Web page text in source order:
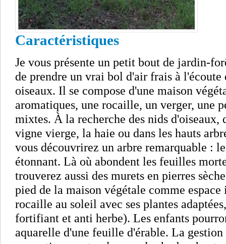
Caractéristiques
Je vous présente un petit bout de jardin-
de prendre un vrai bol d'air frais à l'écoute
oiseaux. Il se compose d'une maison
aromatiques, une rocaille, un verger, une
mixtes. À la recherche des nids d'oiseaux,
vigne vierge, la haie ou dans les hauts
vous découvrirez un arbre remarquable :
étonnant. Là où abondent les feuilles
trouverez aussi des murets en pierres
pied de la maison végétale comme
rocaille au soleil avec ses plantes
fortifiant et anti herbe). Les enfants
aquarelle d'une feuille d'érable. La